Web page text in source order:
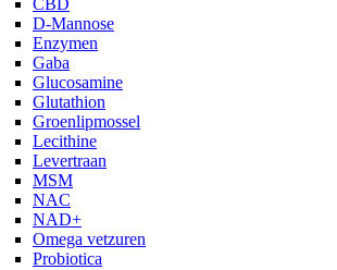
CBD
D-Mannose
Enzymen
Gaba
Glucosamine
Glutathion
Groenlipmossel
Lecithine
Levertraan
MSM
NAC
NAD+
Omega vetzuren
Probiotica